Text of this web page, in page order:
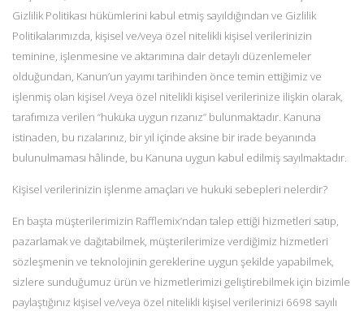
Gizlilik Politikası hükümlerini kabul etmiş sayıldığından ve Gizlilik
Politikalarımızda, kişisel ve/veya özel nitelikli kişisel verilerinizin
teminine, işlenmesine ve aktarımına dair detaylı düzenlemeler
olduğundan, Kanun’un yayımı tarihinden önce temin ettiğimiz ve
işlenmiş olan kişisel /veya özel nitelikli kişisel verilerinize ilişkin olarak,
tarafımıza verilen “hukuka uygun rızanız” bulunmaktadır. Kanuna
istinaden, bu rızalarınız, bir yıl içinde aksine bir irade beyanında
bulunulmaması hâlinde, bu Kanuna uygun kabul edilmiş sayılmaktadır.
Kişisel verilerinizin işlenme amaçları ve hukuki sebepleri nelerdir?
En başta müşterilerimizin Rafflemix’ndan talep ettiği hizmetleri satıp,
pazarlamak ve dağıtabilmek, müşterilerimize verdiğimiz hizmetleri
sözleşmenin ve teknolojinin gereklerine uygun şekilde yapabilmek,
sizlere sunduğumuz ürün ve hizmetlerimizi geliştirebilmek için bizimle
paylaştığınız kişisel ve/veya özel nitelikli kişisel verilerinizi 6698 sayılı